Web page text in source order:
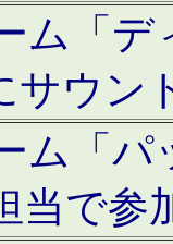
ム「
サウン
ム「
当で参